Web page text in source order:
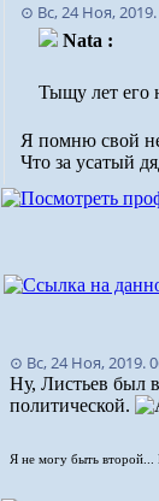
⊙ Вс, 24 Ноя, 2019.
Nata :
Тыщу лет его
Я помню свой
Что за усатый
⊙ Вс, 24 Ноя, 2019.
Ну, Листьев был
политической.
Я не могу быть второй...